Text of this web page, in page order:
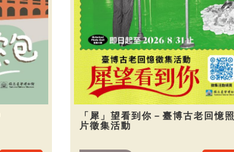
「犀」望看到你－臺博古老回憶照
片徵集活動